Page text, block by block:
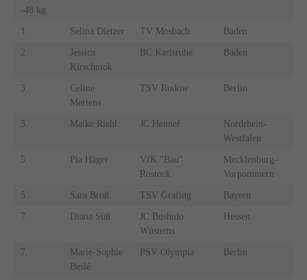
-48 kg
1. Selina Dietzer TV Mosbach Baden
2.
Jessica
Kirschniok
BC Karlsruhe Baden
3.
Celine
Mertens
TSV Rudow Berlin
3. Maike Riehl JC Hennef
Nordrhein-
Westfalen
5. Pia Häger
VfK "Bau"
Rostock
Mecklenburg-
Vorpommern
5. Sara Broß TSV Grafing Bayern
7. Diana Süß
JC Bushido
Wüstems
Hessen
7.
Marie-Sophie
Beslé
PSV Olympia Berlin